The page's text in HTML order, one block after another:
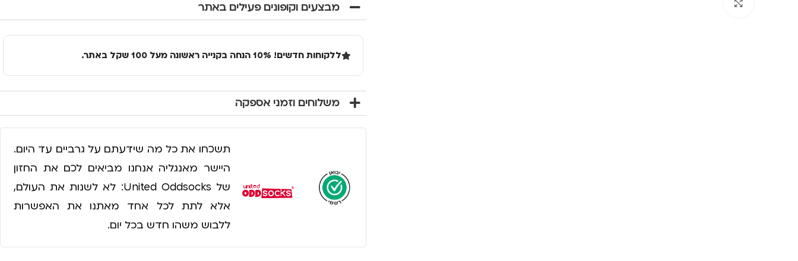
מבצעים וקופונים פעילים באתר
ללקוחות חדשים! 10% הנחה בקנייה ראשונה מעל 100 שקל באתר.
משלוחים וזמני אספקה
תשכחו את כל מה שידעתם על גרביים עד היום.
היישר מאנגליה אנחנו מביאים לכם את החזון
של United Oddsocks: לא לשנות את העולם,
אלא לתת לכל אחד מאתנו את האפשרות
ללבוש משהו חדש בכל יום.